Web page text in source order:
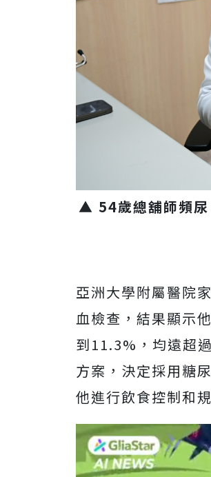
▲ 54歲總舖師頻尿
亞洲大學附屬醫院
血檢查，結果顯示
到11.3%，均遠超
方案，決定採用糖
他進行飲食控制和